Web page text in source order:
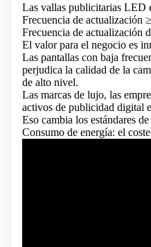
Las vallas publicitarias LED
Frecuencia de actualización
Frecuencia de actualización
El valor para el negocio es
Las pantallas con baja
perjudica la calidad de la
de alto nivel.
Las marcas de lujo, las
activos de publicidad digital
Eso cambia los estándares
Consumo de energía: el